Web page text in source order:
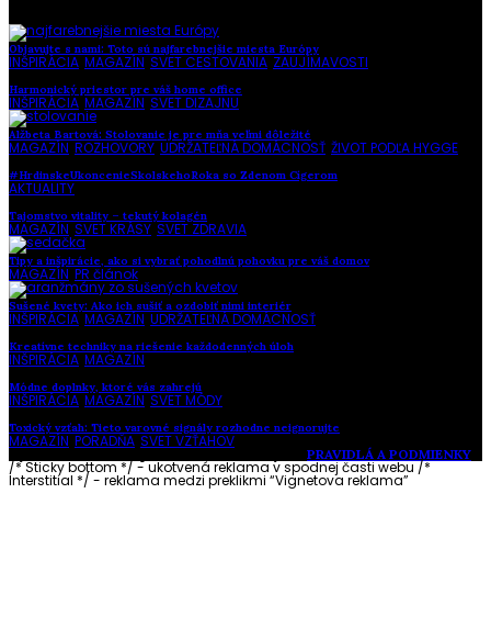
Objavujte s nami: Toto sú najfarebnejšie miesta Európy
INŠPIRÁCIA MAGAZÍN SVET CESTOVANIA ZAUJÍMAVOSTI
Harmonický priestor pre váš home office
INŠPIRÁCIA MAGAZÍN SVET DIZAJNU
Alžbeta Bartová: Stolovanie je pre mňa veľmi dôležité
MAGAZÍN ROZHOVORY UDRŽATEĽNÁ DOMÁCNOSŤ ŽIVOT PODĽA HYGGE
#HrdinskeUkoncenieSkolskehoRoka so Zdenom Cígerom
AKTUALITY
Tajomstvo vitality – tekutý kolagén
MAGAZÍN SVET KRÁSY SVET ZDRAVIA
Tipy a inšpirácie, ako si vybrať pohodlnú pohovku pre váš domov
MAGAZÍN PR článok
Sušené kvety: Ako ich sušiť a ozdobiť nimi interiér
INŠPIRÁCIA MAGAZÍN UDRŽATEĽNÁ DOMÁCNOSŤ
Kreatívne techniky na riešenie každodenných úloh
INŠPIRÁCIA MAGAZÍN
Módne doplnky, ktoré vás zahrejú
INŠPIRÁCIA MAGAZÍN SVET MÓDY
Toxický vzťah: Tieto varovné signály rozhodne neignorujte
MAGAZÍN PORADŇA SVET VZŤAHOV
PRAVIDLÁ A PODMIENKY
/* Sticky bottom */ - ukotvená reklama v spodnej časti webu/*
Interstitial */ - reklama medzi preklikmi “Vignetova reklama”